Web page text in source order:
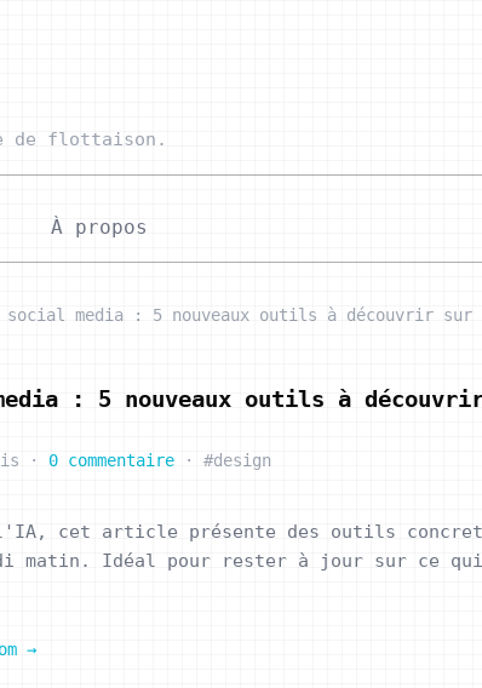
de flottaison.
À propos
media : 5 nouveaux outils à découvrir sur
: 5 nouveaux outils à
· 0 commentaire · #design
cet article présente des outils
matin. Idéal pour rester à jour sur ce
→